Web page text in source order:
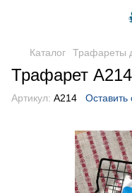
Каталог Трафареты
Трафарет A214
Артикул: A214 Оставить